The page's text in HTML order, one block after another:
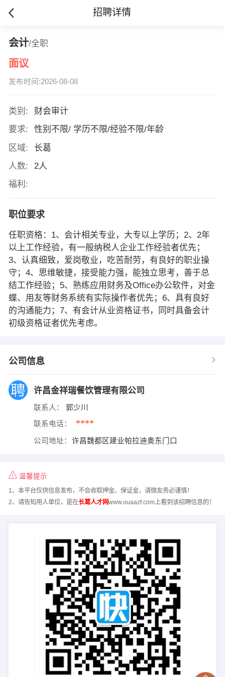
招聘详情
会计/全职
面议
发布时间:2026-08-08
类别:
财会审计
要求:
性别不限/ 学历不限/经验不限/年龄
区域:
长葛
人数:
2人
福利:
职位要求
任职资格：1、会计相关专业，大专以上学历；2、2年
以上工作经验，有一般纳税人企业工作经验者优先；
3、认真细致，爱岗敬业，吃苦耐劳，有良好的职业操
守；4、思维敏捷，接受能力强，能独立思考，善于总
结工作经验；5、熟练应用财务及Office办公软件，对金
蝶、用友等财务系统有实际操作者优先；6、具有良好
的沟通能力；7、有会计从业资格证书，同时具备会计
初级资格证者优先考虑。
公司信息
许昌金祥瑞餐饮管理有限公司
联系人： 郭少川
联系电话： ****
公司地址： 许昌魏都区建业帕拉迪奥东门口
温馨提示
1、本平台仅供信息发布，不会收取押金、保证金，请微友务必谨慎！
2、请告知用人单位，是在长葛人才网www.ouaazf.com上看到该招聘信息的！